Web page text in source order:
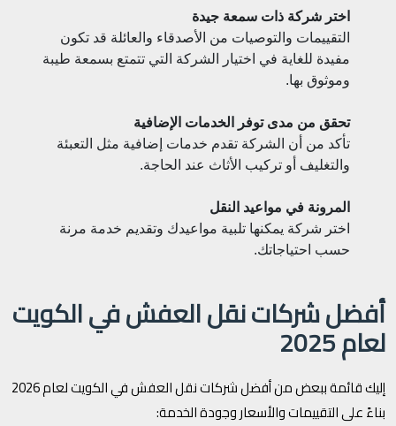
اختر شركة ذات سمعة جيدة
التقييمات والتوصيات من الأصدقاء والعائلة قد تكون
مفيدة للغاية في اختيار الشركة التي تتمتع بسمعة طيبة
وموثوق بها.
تحقق من مدى توفر الخدمات الإضافية
تأكد من أن الشركة تقدم خدمات إضافية مثل التعبئة
والتغليف أو تركيب الأثاث عند الحاجة.
المرونة في مواعيد النقل
اختر شركة يمكنها تلبية مواعيدك وتقديم خدمة مرنة
حسب احتياجاتك.
أفضل شركات نقل العفش في الكويت
لعام 2025
إليك قائمة ببعض من أفضل شركات نقل العفش في الكويت لعام 2026
بناءً على التقييمات والأسعار وجودة الخدمة: